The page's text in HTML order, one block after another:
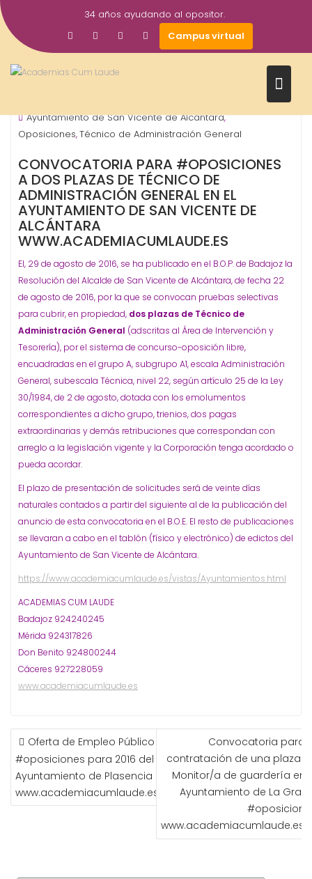
Saltar
al
contenido
34 años ayudando al opositor.
Campus virtual
Ago
2016
academiacumlaudeoposiciones
Ayuntamiento de San Vicente de Alcántara,
Oposiciones,Técnico de Administración General
CONVOCATORIA PARA #OPOSICIONES
A DOS PLAZAS DE TÉCNICO DE
ADMINISTRACIÓN GENERAL EN EL
AYUNTAMIENTO DE SAN VICENTE DE
ALCÁNTARA
WWW.ACADEMIACUMLAUDE.ES
El, 29 de agosto de 2016, se ha publicado en el B.O.P. de Badajoz la
Resolución del Alcalde de San Vicente de Alcántara, de fecha 22
de agosto de 2016, por la que se convocan pruebas selectivas
para cubrir, en propiedad, dos plazas de Técnico de
Administración General (adscritas al Área de Intervención y
Tesorería), por el sistema de concurso-oposición libre,
encuadradas en el grupo A, subgrupo A1, escala Administración
General, subescala Técnica, nivel 22, según artículo 25 de la Ley
30/1984, de 2 de agosto, dotada con los emolumentos
correspondientes a dicho grupo, trienios, dos pagas
extraordinarias y demás retribuciones que correspondan con
arreglo a la legislación vigente y la Corporación tenga acordado o
pueda acordar.
El plazo de presentación de solicitudes será de veinte días
naturales contados a partir del siguiente al de la publicación del
anuncio de esta convocatoria en el B.O.E. El resto de publicaciones
se llevaran a cabo en el tablón (físico y electrónico) de edictos del
Ayuntamiento de San Vicente de Alcántara.
https://www.academiacumlaude.es/vistas/Ayuntamientos.html
ACADEMIAS CUM LAUDE
Badajoz 924240245
Mérida 924317826
Don Benito 924800244
Cáceres 927228059
www.academiacumlaude.es
NAVEGACIÓN
DE
ENTRADAS
Oferta de Empleo Público
#oposiciones para 2016 del
Ayuntamiento de Plasencia
www.academiacumlaude.es
Convocatoria para
contratación de una plaza
Monitor/a de guardería en
Ayuntamiento de La
www.academiacumlaude.es